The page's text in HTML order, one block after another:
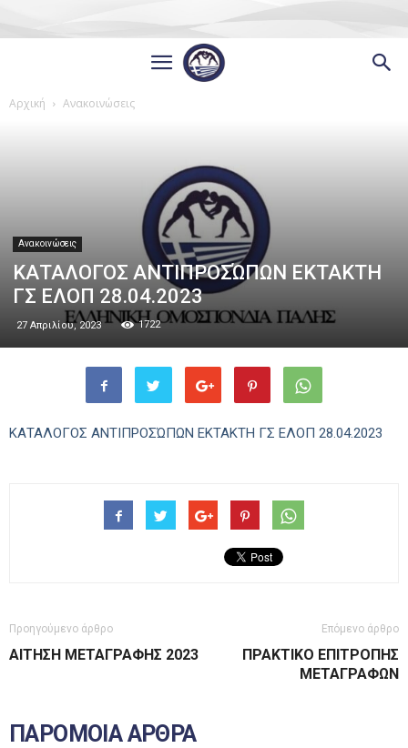
Αρχική Ανακοινώσεις
Ανακοινώσεις
ΚΑΤΑΛΟΓΟΣ ΑΝΤΙΠΡΟΣΏΠΩΝ ΕΚΤΑΚΤΗ
ΓΣ ΕΛΟΠ 28.04.2023
27 Απριλίου, 2023 1722
ΚΑΤΑΛΟΓΟΣ ΑΝΤΙΠΡΟΣΏΠΩΝ ΕΚΤΑΚΤΗ ΓΣ ΕΛΟΠ 28.04.2023
Προηγούμενο άρθρο
ΑΙΤΗΣΗ ΜΕΤΑΓΡΑΦΗΣ 2023
Επόμενο άρθρο
ΠΡΑΚΤΙΚΟ ΕΠΙΤΡΟΠΗΣ
ΜΕΤΑΓΡΑΦΩΝ
ΠΑΡΟΜΟΙΑ ΑΡΘΡΑ